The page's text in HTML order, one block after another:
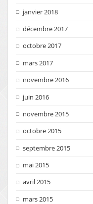
janvier 2018
décembre 2017
octobre 2017
mars 2017
novembre 2016
juin 2016
novembre 2015
octobre 2015
septembre 2015
mai 2015
avril 2015
mars 2015